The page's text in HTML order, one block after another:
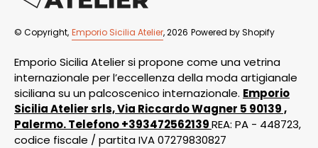
© Copyright, Emporio Sicilia Atelier, 2026 Powered by Shopify
Emporio Sicilia Atelier si propone come una vetrina
internazionale per l’eccellenza della moda artigianale
siciliana su un palcoscenico internazionale. Emporio
Sicilia Atelier srls, Via Riccardo Wagner 5 90139 ,
Palermo. Telefono +393472562139REA: PA - 448723,
codice fiscale / partita IVA 07279830827